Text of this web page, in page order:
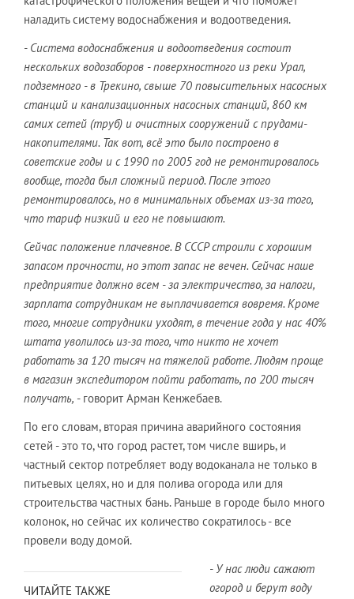
наладить систему водоснабжения и водоотведения.
- Система водоснабжения и водоотведения состоит
нескольких водозаборов - поверхностного из реки Урал,
подземного - в Трекино, свыше 70 повысительных насосных
станций и канализационных насосных станций, 860 км
самих сетей (труб) и очистных сооружений с прудами-
накопителями. Так вот, всё это было построено в
советские годы и с 1990 по 2005 год не ремонтировалось
вообще, тогда был сложный период. После этого
ремонтировалось, но в минимальных объемах из-за того,
что тариф низкий и его не повышают.
Сейчас положение плачевное. В СССР строили с хорошим
запасом прочности, но этот запас не вечен. Сейчас наше
предприятие должно всем - за электричество, за налоги,
зарплата сотрудникам не выплачивается вовремя. Кроме
того, многие сотрудники уходят, в течение года у нас 40%
штата уволилось из-за того, что никто не хочет
работать за 120 тысяч на тяжелой работе. Людям проще
в магазин экспедитором пойти работать, по 200 тысяч
получать, - говорит Арман Кенжебаев.
По его словам, вторая причина аварийного состояния
сетей - это то, что город растет, том числе вширь, и
частный сектор потребляет воду водоканала не только в
питьевых целях, но и для полива огорода или для
строительства частных бань. Раньше в городе было много
колонок, но сейчас их количество сократилось - все
провели воду домой.
ЧИТАЙТЕ ТАКЖЕ
- У нас люди сажают
огород и берут воду